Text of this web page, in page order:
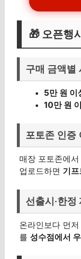
🎁 오픈행
구매 금액별
5만 원 이
10만 원
포토존 인증
매장 포토존에
업로드하면 기
선출시·한정
온라인보다 먼
를 성수점에서